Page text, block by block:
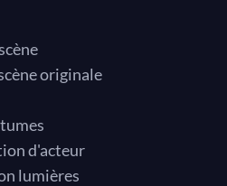
Roy
aventure / Ô la
ici
originale
d'acteur
lumières